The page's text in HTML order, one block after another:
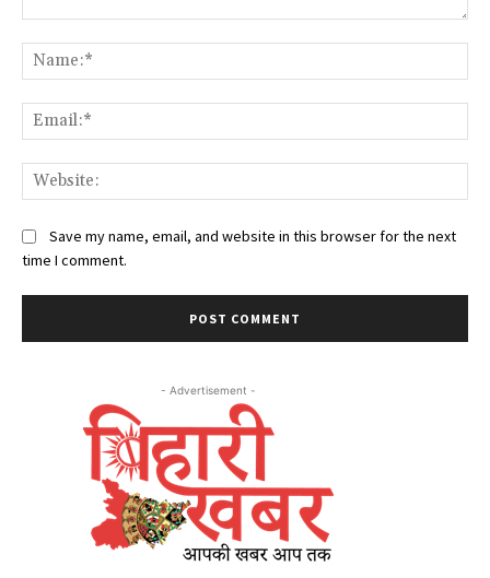
Save my name, email, and website in this browser for the next
time I comment.
- Advertisement -